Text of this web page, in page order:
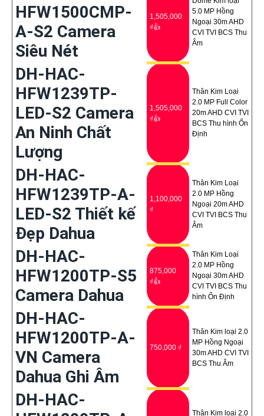
HFW1500CMP-
A-S2 Camera
Siêu Nét
1,505,000
₫👍
5.0 MP Hồng
Ngoại 30m AHD
CVI TVI BCS Thu
Âm
DH-HAC-
HFW1239TP-
LED-S2 Camera
An Ninh Chất
Lượng
1,505,000
₫👍
Thân Kim Loại
2.0 MP Full Color
20m AHD CVI TVI
BCS Thu hình Ổn
Định
DH-HAC-
HFW1239TP-A-
LED-S2 Thiết kế
Đẹp Dahua
1,100,000
₫
Thân Kim Loại
2.0 MP Hồng
Ngoại 20m AHD
CVI TVI BCS Thu
Âm
DH-HAC-
HFW1200TP-S5
Camera Dahua
875,000
₫👍
Thân Kim Loại
2.0 MP Hồng
Ngoại 30m AHD
CVI TVI BCS Thu
hình Ổn Định
DH-HAC-
HFW1200TP-A-
VN Camera
Dahua Ghi Âm
750,000 ₫
Thân Kim loại 2.0
MP Hồng Ngoại
30m AHD CVI TVI
BCS Thu Âm
DH-HAC-
Thân Kim loại 2.0